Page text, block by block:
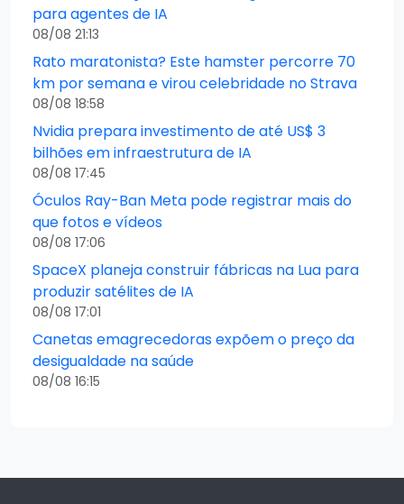
para agentes de IA
08/08 21:13
Rato maratonista? Este hamster percorre 70
km por semana e virou celebridade no Strava
08/08 18:58
Nvidia prepara investimento de até US$ 3
bilhões em infraestrutura de IA
08/08 17:45
Óculos Ray-Ban Meta pode registrar mais do
que fotos e vídeos
08/08 17:06
SpaceX planeja construir fábricas na Lua para
produzir satélites de IA
08/08 17:01
Canetas emagrecedoras expõem o preço da
desigualdade na saúde
08/08 16:15